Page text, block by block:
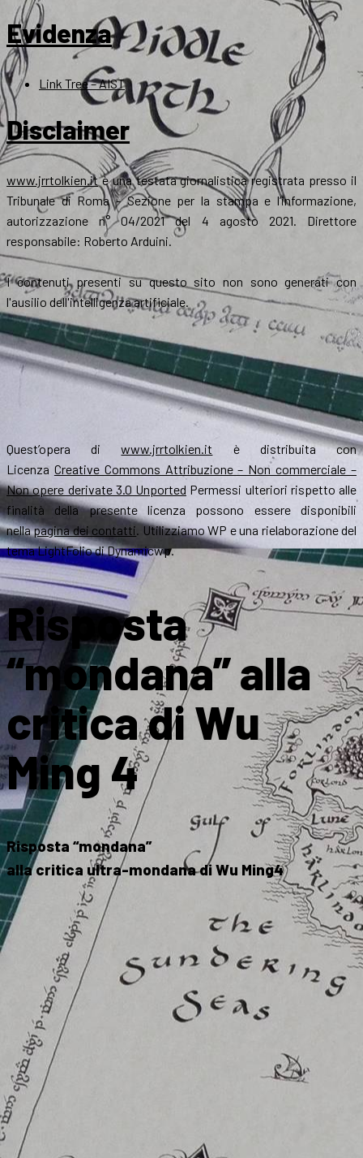
Evidenza
Link Tree – AIST
Disclaimer
www.jrrtolkien.itè una testata giornalistica registrata presso il
Tribunale di Roma - Sezione per la stampa e l’informazione,
autorizzazione n° 04/2021 del 4 agosto 2021. Direttore
responsabile: Roberto Arduini.
I contenuti presenti su questo sito non sono generati con
l'ausilio dell'intelligenza artificiale.
Quest’opera diwww.jrrtolkien.it è distribuita con
Licenza Creative Commons Attribuzione – Non commerciale –
Non opere derivate 3.0 Unported Permessi ulteriori rispetto alle
finalità della presente licenza possono essere disponibili
nellapagina dei contatti. Utilizziamo WP e una rielaborazione del
tema LightFolio di Dynamicwp.
Risposta
“mondana” alla
critica di Wu
Ming 4
Risposta “mondana”
alla critica ultra-mondana di Wu Ming4